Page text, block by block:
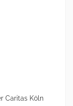
Caritas Köln